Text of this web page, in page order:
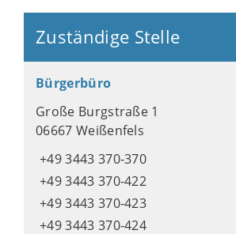
Zuständige Stelle
Bürgerbüro
Große Burgstraße 1
06667 Weißenfels
+49 3443 370-370
+49 3443 370-422
+49 3443 370-423
+49 3443 370-424